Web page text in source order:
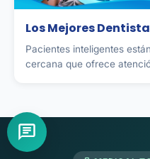
Los Mejores
Pacientes inteligentes
cercana que ofrece